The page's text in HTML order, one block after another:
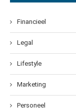
Financieel
Legal
Lifestyle
Marketing
Personeel